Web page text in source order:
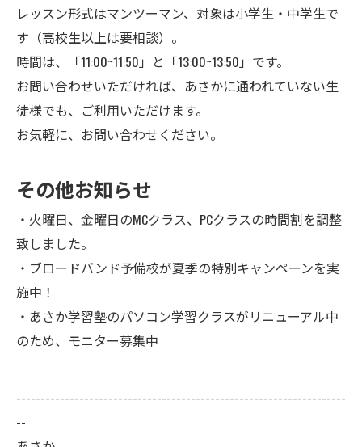
レッスン形式はマンツーマン、対象は小学生・中学生で
す（高校生以上は要相談）。
時間は、「11:00~11:50」と「13:00~13:50」です。
お問い合わせいただければ、あさかに通われていない生
徒様でも、ご利用いただけます。
お気軽に、お問い合わせください。
その他お知らせ
・火曜日、金曜日のMCクラス、PCクラスの時間割を調整
致しました。
・ブロードバンド予備校が夏季の特別キャンペーンを実
施中！
・あさか学習塾のパソコン学習クラスがリニューアル中
のため、モニター募集中
--------------------------------------------------------------------
--